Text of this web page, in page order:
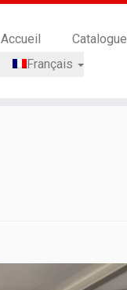
Accueil Catalogue
Français